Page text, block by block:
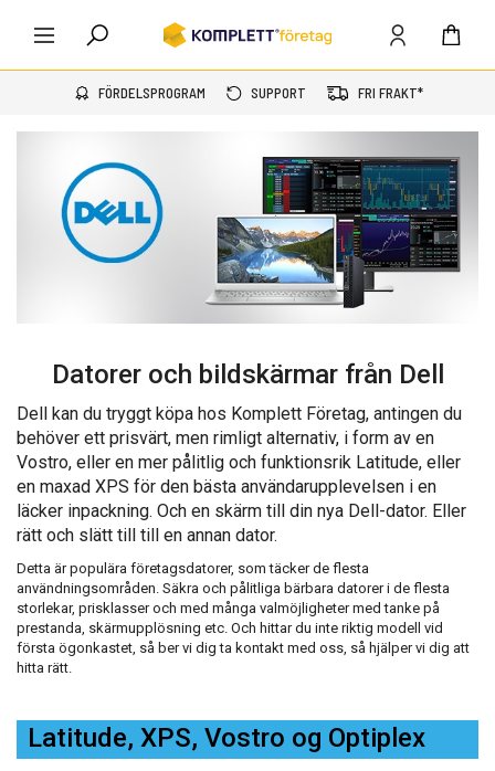
FÖRDELSPROGRAM SUPPORT FRI FRAKT*
Datorer och bildskärmar från Dell
Dell kan du tryggt köpa hos Komplett Företag, antingen du
behöver ett prisvärt, men rimligt alternativ, i form av en
Vostro, eller en mer pålitlig och funktionsrik Latitude, eller
en maxad XPS för den bästa användarupplevelsen i en
läcker inpackning. Och en skärm till din nya Dell-dator. Eller
rätt och slätt till till en annan dator.
Detta är populära företagsdatorer, som täcker de flesta
användningsområden. Säkra och pålitliga bärbara datorer i de flesta
storlekar, prisklasser och med många valmöjligheter med tanke på
prestanda, skärmupplösning etc. Och hittar du inte riktig modell vid
första ögonkastet, så ber vi dig ta kontakt med oss, så hjälper vi dig att
hitta rätt.
Latitude, XPS, Vostro og Optiplex